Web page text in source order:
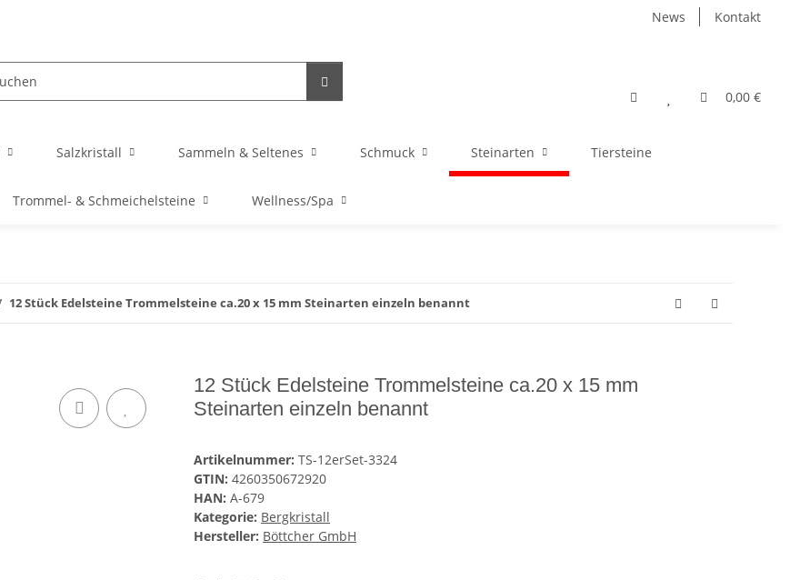
News Kontakt
0,00 €
Salzkristall Sammeln & Seltenes Schmuck Steinarten Tiersteine
Trommel- & Schmeichelsteine Wellness/Spa
12 Stück Edelsteine Trommelsteine ca.20 x 15 mm Steinarten einzeln benannt
12 Stück Edelsteine Trommelsteine ca.20 x 15 mm
Steinarten einzeln benannt
Artikelnummer: TS-12erSet-3324
GTIN: 4260350672920
HAN: A-679
Kategorie: Bergkristall
Hersteller: Böttcher GmbH